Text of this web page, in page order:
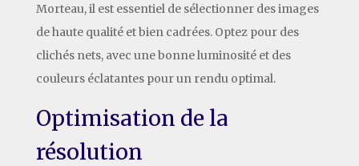
Morteau, il est essentiel de sélectionner des images
de haute qualité et bien cadrées. Optez pour des
clichés nets, avec une bonne luminosité et des
couleurs éclatantes pour un rendu optimal.
Optimisation de la
résolution